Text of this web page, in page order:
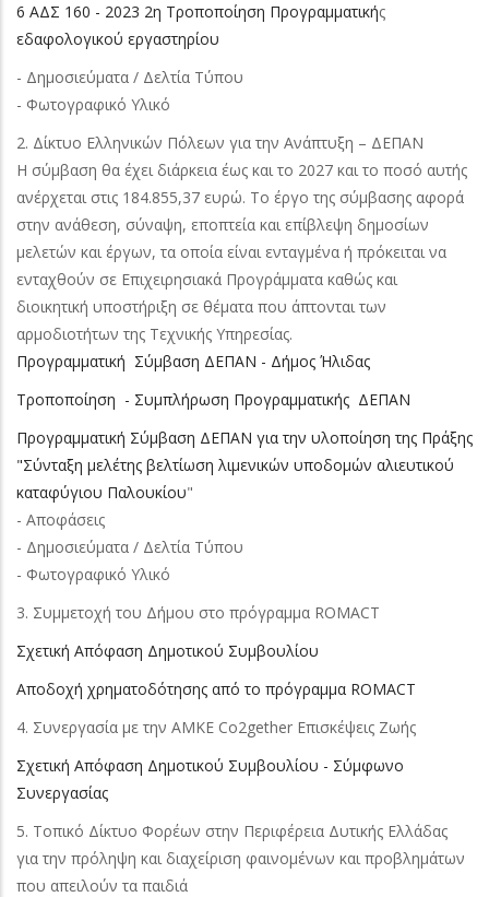
6 ΑΔΣ 160 - 2023 2η Τροποποίηση Προγραμματικής
εδαφολογικού εργαστηρίου
- Δημοσιεύματα / Δελτία Τύπου
- Φωτογραφικό Υλικό
2. Δίκτυο Ελληνικών Πόλεων για την Ανάπτυξη – ΔΕΠΑΝ
Η σύμβαση θα έχει διάρκεια έως και το 2027 και το ποσό αυτής
ανέρχεται στις 184.855,37 ευρώ. Το έργο της σύμβασης αφορά
στην ανάθεση, σύναψη, εποπτεία και επίβλεψη δημοσίων
μελετών και έργων, τα οποία είναι ενταγμένα ή πρόκειται να
ενταχθούν σε Επιχειρησιακά Προγράμματα καθώς και
διοικητική υποστήριξη σε θέματα που άπτονται των
αρμοδιοτήτων της Τεχνικής Υπηρεσίας.
Προγραμματική Σύμβαση ΔΕΠΑΝ - Δήμος Ήλιδας
Tροποποίηση - Συμπλήρωση Προγραμματικής ΔEΠAN
Προγραμματική Σύμβαση ΔΕΠΑΝ για την υλοποίηση της Πράξης
"Σύνταξη μελέτης βελτίωση λιμενικών υποδομών αλιευτικού
καταφύγιου Παλουκίου"
- Αποφάσεις
- Δημοσιεύματα / Δελτία Τύπου
- Φωτογραφικό Υλικό
3. Συμμετοχή του Δήμου στο πρόγραμμα RΟMACT
Σχετική Απόφαση Δημοτικού Συμβουλίου
Αποδοχή χρηματοδότησης από το πρόγραμμα ROMACT
4. Συνεργασία με την ΑΜΚΕ Co2gether Επισκέψεις Ζωής
Σχετική Απόφαση Δημοτικού Συμβουλίου - Σύμφωνο
Συνεργασίας
5. Τοπικό Δίκτυο Φορέων στην Περιφέρεια Δυτικής Ελλάδας
για την πρόληψη και διαχείριση φαινομένων και προβλημάτων
που απειλούν τα παιδιά